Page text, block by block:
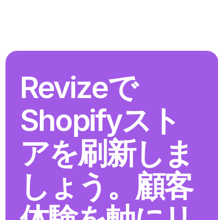
Revizeで
Shopifyスト
アを刷新しま
しょう。顧客